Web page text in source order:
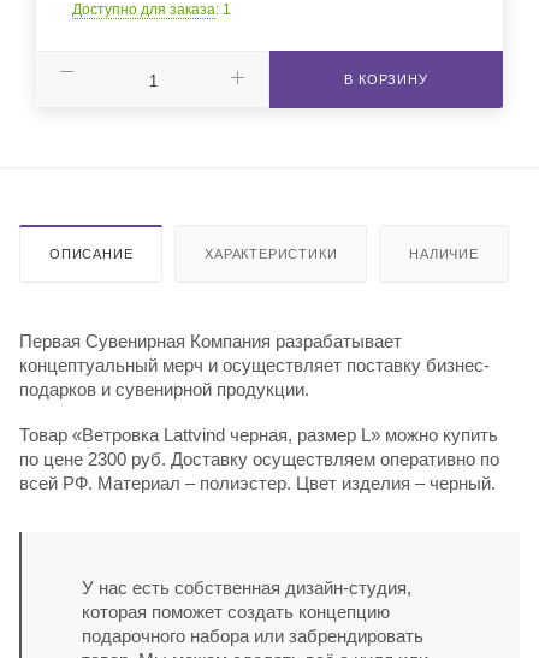
Доступно для заказа: 1
В КОРЗИНУ
ОПИСАНИЕ ХАРАКТЕРИСТИКИ НАЛИЧИЕ
Первая Сувенирная Компания разрабатывает
концептуальный мерч и осуществляет поставку бизнес-
подарков и сувенирной продукции.
Товар «Ветровка Lattvind черная, размер L» можно купить
по цене 2300 руб. Доставку осуществляем оперативно по
всей РФ. Материал – полиэстер. Цвет изделия – черный.
У нас есть собственная дизайн-студия,
которая поможет создать концепцию
подарочного набора или забрендировать